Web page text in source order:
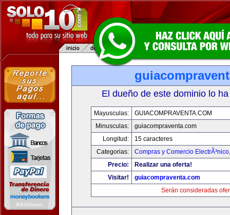
El dueño de este dominio lo
Mayusculas:
GUIACOMPRAVENTA.COM
Minusculas:
guiacompraventa.com
Longitud:
15 caracteres
Categorias:
Compras y Comercio ElectrÃ³nico
Precio:
Realizar una oferta!
Visitar!
guiacompraventa.com
Serán consideradas